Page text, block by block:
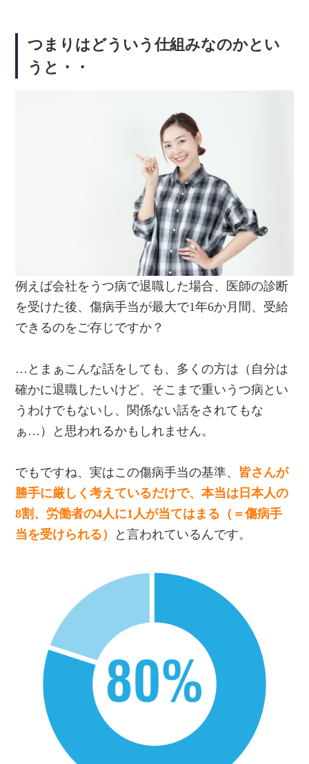
つまりはどういう仕組みなのかとい
うと・・
例えば会社をうつ病で退職した場合、医師の診断
を受けた後、傷病手当が最大で1年6か月間、受給
できるのをご存じですか？
…とまぁこんな話をしても、多くの方は（自分は
確かに退職したいけど、そこまで重いうつ病とい
うわけでもないし、関係ない話をされてもな
ぁ…）と思われるかもしれません。
でもですね、実はこの傷病手当の基準、 皆さんが
勝手に厳しく考えているだけで、本当は日本人の
8割、労働者の4人に1人が当てはまる（＝傷病手
当を受けられる）
と言われているんです。